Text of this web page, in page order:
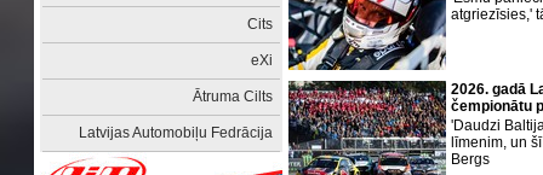
Cits
eXi
Ātruma Cilts
Latvijas Automobiļu Fedrācija
atgriezīsies,'
2026. gadā
čempionātu
'Daudzi
līmenim, un
Bergs